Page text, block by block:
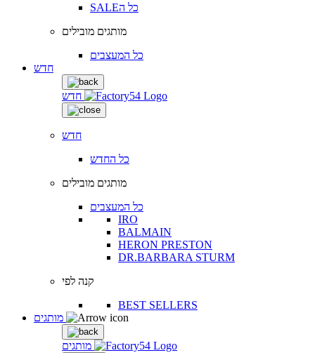
SALEכל ה
מותגים מובילים
כל המעצבים
חדש
חדש
חדש
כל החדש
מותגים מובילים
כל המעצבים
IRO
BALMAIN
HERON PRESTON
DR.BARBARA STURM
קנה לפי
BEST SELLERS
מותגים